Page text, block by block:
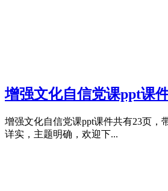
增强文化自信党课ppt课
增强文化自信党课ppt课件共有23页，
详实，主题明确，欢迎下...